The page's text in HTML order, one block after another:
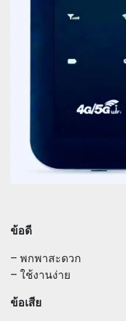
ข้อดี
– พกพาสะดวก
– ใช้งานง่าย
ข้อเสีย